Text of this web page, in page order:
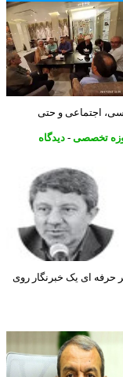
و حتی
-دیدگاه
ای یک خبرنگار روی